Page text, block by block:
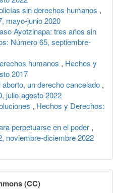
sin derechos humanos ,
mayo-junio 2020
Ayotzinapa: tres años sin
Número 65, septiembre-
humanos , Hechos y
2017
aborto, un derecho cancelado ,
julio-agosto 2022
, Hechos y Derechos:
perpetuarse en el poder ,
noviembre-diciembre 2022
(CC)